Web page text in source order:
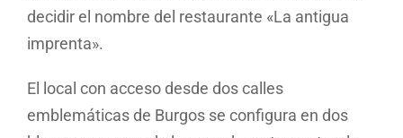
decidir el nombre del restaurante «La antigua
imprenta».
El local con acceso desde dos calles
emblemáticas de Burgos se configura en dos